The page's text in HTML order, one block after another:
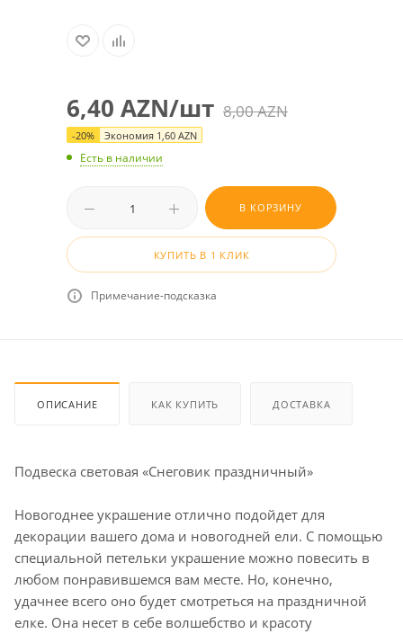
6,40 AZN/шт 8,00AZN
-20% Экономия 1,60 AZN
Есть в наличии
В КОРЗИНУ
КУПИТЬ В 1 КЛИК
Примечание-подсказка
ОПИСАНИЕ КАК КУПИТЬ ДОСТАВКА
Подвеска световая «Снеговик праздничный»
Новогоднее украшение отлично подойдет для
декорации вашего дома и новогодней ели. С помощью
специальной петельки украшение можно повесить в
любом понравившемся вам месте. Но, конечно,
удачнее всего оно будет смотреться на праздничной
елке. Она несет в себе волшебство и красоту